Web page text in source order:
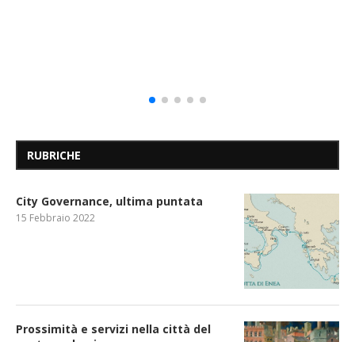
RUBRICHE
City Governance, ultima puntata
15 Febbraio 2022
Prossimità e servizi nella città del